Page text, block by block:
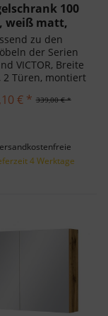
100
weiß matt,
montiert
zu den
der Serien
VICTOR, Breite
2 Türen, montiert
339,00 € *
€ *
in Deutschland!
4 Werktage